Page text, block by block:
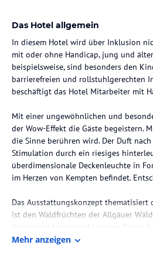
Das Hotel allgemein
In diesem Hotel wird über Inklusion
mit oder ohne Handicap, jung und
beispielsweise, sind besonders den
barrierefreien und rollstuhlgerechten
beschäftigt das Hotel Mitarbeiter mit
Mit einer ungewöhnlichen und
der Wow-Effekt die Gäste begeistern.
die Sinne berühren wird. Der Duft
Stimulation durch ein riesiges
überdimensionale Deckenleuchte in
im Herzen von Kempten befindet.
Das Ausstattungskonzept
ist den Waldfrüchten der Allgäuer
inspirierend und weckt unsere Sinne.
Etagen haben die Themen „Stadt
Mehr anzeigen